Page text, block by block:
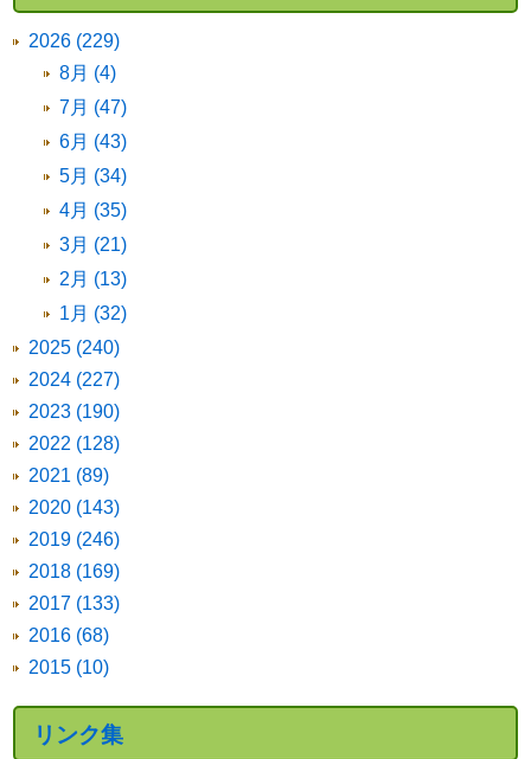
2026 (229)
8月 (4)
7月 (47)
6月 (43)
5月 (34)
4月 (35)
3月 (21)
2月 (13)
1月 (32)
2025 (240)
2024 (227)
2023 (190)
2022 (128)
2021 (89)
2020 (143)
2019 (246)
2018 (169)
2017 (133)
2016 (68)
2015 (10)
リンク集